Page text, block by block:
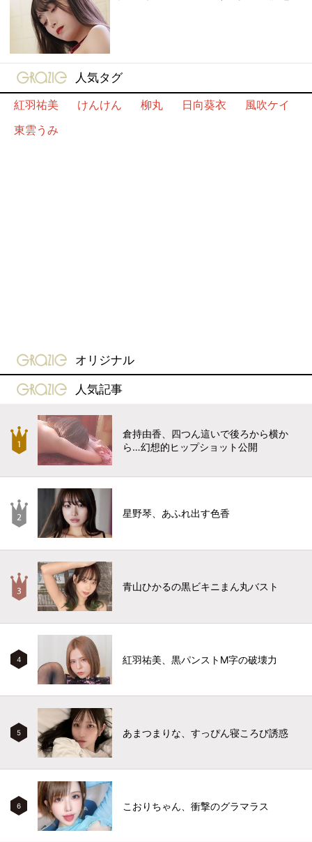
gravure-grazie
人気タグ
紅羽祐美
けんけん 柳丸 日向葵衣
風吹ケイ
東雲うみ
gravure-grazie
オリジナル
gravure-grazie
人気記事
倉持由香、四つん這いで後ろから横か
ら…幻想的ヒップショット公開
星野琴、あふれ出す色香
青山ひかるの黒ビキニまん丸バスト
4 紅羽祐美、黒パンストM字の破壊力
5 あまつまりな、すっぴん寝ころび誘惑
6 こおりちゃん、衝撃のグラマラス